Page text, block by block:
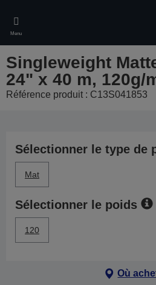
main
content
Menu
Singleweight
24" x 40 m, 120g/
Référence produit : C13S041853
Sélectionner le type de
Mat
Sélectionner le poids
120
Où